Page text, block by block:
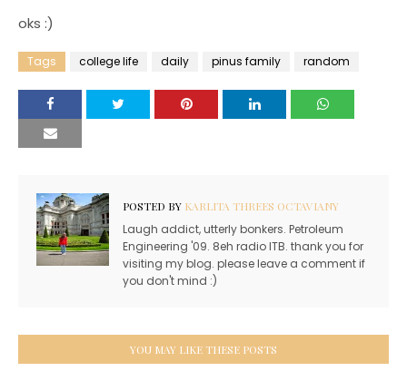
oks :)
Tags college life daily pinus family random
POSTED BY KARLITA THREES OCTAVIANY
Laugh addict, utterly bonkers. Petroleum
Engineering '09. 8eh radio ITB. thank you for
visiting my blog. please leave a comment if
you don't mind :)
YOU MAY LIKE THESE POSTS